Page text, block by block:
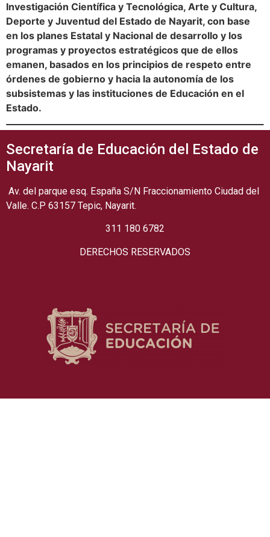
Investigación Científica y Tecnológica, Arte y Cultura,
Deporte y Juventud del Estado de Nayarit, con base
en los planes Estatal y Nacional de desarrollo y los
programas y proyectos estratégicos que de ellos
emanen, basados en los principios de respeto entre
órdenes de gobierno y hacia la autonomía de los
subsistemas y las instituciones de Educación en el
Estado.
Secretaría de Educación del Estado de
Nayarit
Av. del parque esq. España S/N Fraccionamiento Ciudad del
Valle. C.P 63157 Tepic, Nayarit.
311 180 6782
DERECHOS RESERVADOS